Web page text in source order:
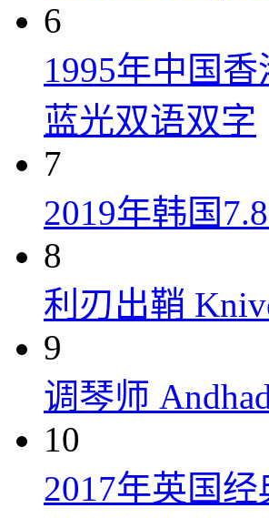
6
1995年中国
蓝光双语双字
7
2019年韩国
8
利刃出鞘
9
调琴师
10
2017年英国